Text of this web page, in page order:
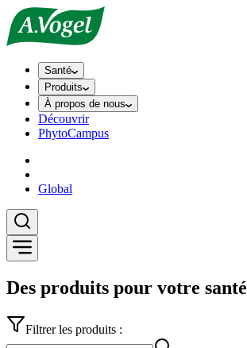
Santé
Produits
À propos de nous
Découvrir
PhytoCampus
Global
Des produits pour votre santé
Filtrer les produits :